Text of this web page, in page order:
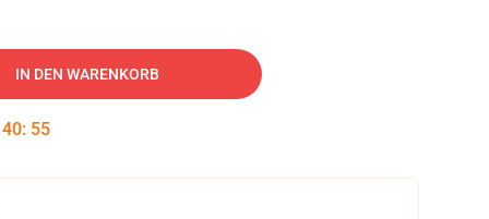
IN DEN WARENKORB
40: 54